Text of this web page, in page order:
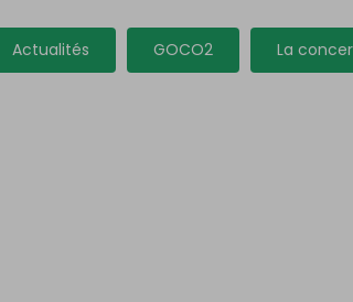
Actualités GOCO2 La